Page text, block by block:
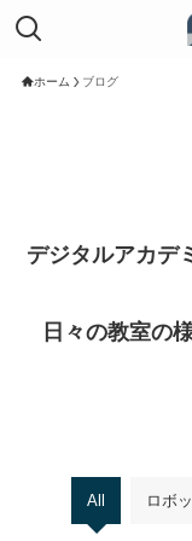
ホーム ブログ
デジタルアカデ
日々の教室の
All ロボ